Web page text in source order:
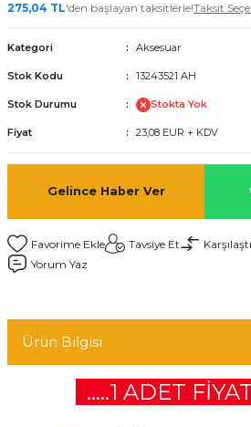
275,04 TL'den başlayan taksitlerle!Taksit
Kategori Aksesuar
Stok Kodu 13243521 AH
Stok Durumu Stokta Yok
Fiyat 23,08 EUR + KDV
Gelince Haber Ver
Tavsiye Et
Yorum Yaz
Ürün Bilgisi
.....1 ADET